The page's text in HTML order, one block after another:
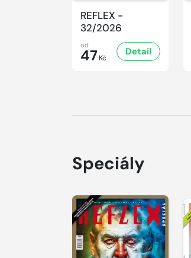
REFLEX -
32/2026
od
47 Kč
Detail
Speciály